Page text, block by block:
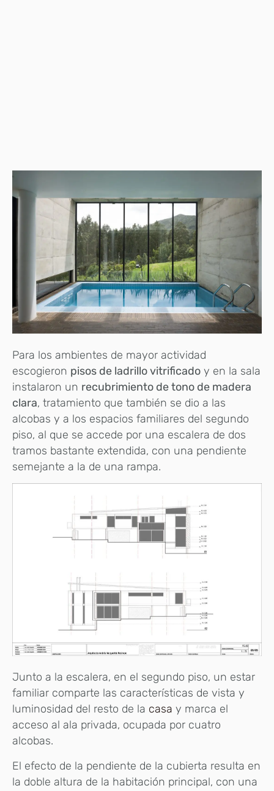
Para los ambientes de mayor actividad
escogieron pisos de ladrillo vitrificado y en la sala
instalaron un recubrimiento de tono de madera
clara, tratamiento que también se dio a las
alcobas y a los espacios familiares del segundo
piso, al que se accede por una escalera de dos
tramos bastante extendida, con una pendiente
semejante a la de una rampa.
Junto a la escalera, en el segundo piso, un estar
familiar comparte las características de vista y
luminosidad del resto de la casa y marca el
acceso al ala privada, ocupada por cuatro
alcobas.
El efecto de la pendiente de la cubierta resulta en
la doble altura de la habitación principal, con una